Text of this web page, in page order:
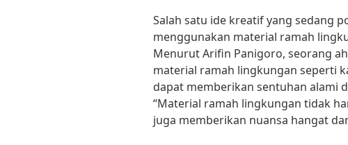
Salah satu ide kreatif yang sedang
menggunakan material ramah
Menurut Arifin Panigoro, seorang
material ramah lingkungan seperti
dapat memberikan sentuhan alami
“Material ramah lingkungan tidak
juga memberikan nuansa hangat